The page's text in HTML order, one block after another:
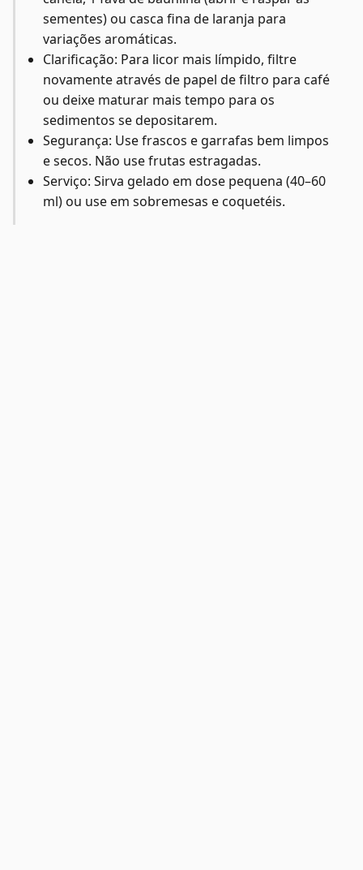
sementes) ou casca fina de laranja para
variações aromáticas.
Clarificação: Para licor mais límpido, filtre
novamente através de papel de filtro para café
ou deixe maturar mais tempo para os
sedimentos se depositarem.
Segurança: Use frascos e garrafas bem limpos
e secos. Não use frutas estragadas.
Serviço: Sirva gelado em dose pequena (40–60
ml) ou use em sobremesas e coquetéis.